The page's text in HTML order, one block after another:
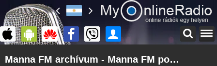
myonlineradio.hu Manna FM archívum - Manna FM podcasts - Manna FM visszahallgatás